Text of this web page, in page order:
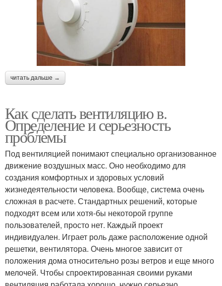
читать дальше →
Как сделать вентиляцию в.
Определение и серьезность
проблемы
Под вентиляцией понимают специально организованное
движение воздушных масс. Оно необходимо для
создания комфортных и здоровых условий
жизнедеятельности человека. Вообще, система очень
сложная в расчете. Стандартных решений, которые
подходят всем или хотя-бы некоторой группе
пользователей, просто нет. Каждый проект
индивидуален. Играет роль даже расположение одной
решетки, вентилятора. Очень многое зависит от
положения дома относительно розы ветров и еще много
мелочей. Чтобы спроектированная своими руками